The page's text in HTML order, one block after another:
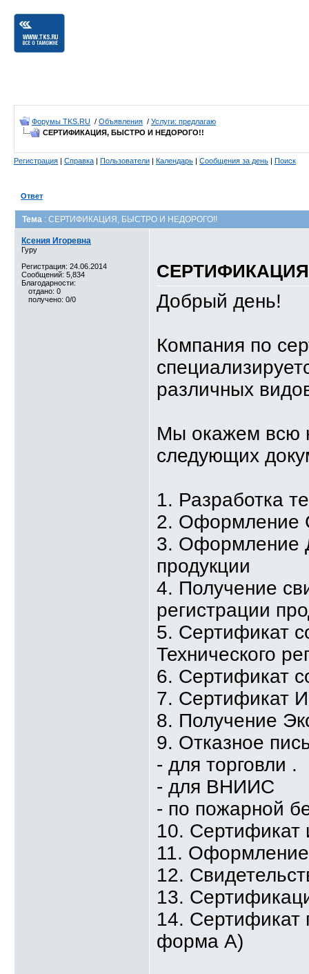
Форумы TKS.RU / Объявления / Услуги: предлагаю
СЕРТИФИКАЦИЯ, БЫСТРО И НЕДОРОГО!!
Регистрация | Справка | Пользователи | Календарь | Сообщения за день | Поиск
Ответ
Тема : СЕРТИФИКАЦИЯ, БЫСТРО И НЕДОРОГО!!
Ксения Игоревна
Гуру
Регистрация: 24.06.2014
Сообщений: 5,834
Благодарности:
отдано: 0
получено: 0/0
Добрый день!
Компания по
различных
Мы окажем всю
следующих
1. Разработка
2. Оформление
3. Оформление
продукции
4. Получение
регистрации
5. Сертификат
Технического
6. Сертификат
7. Сертификат
8. Получение
9. Отказное
- для торговли .
- для ВНИИС
- по пожарной
10. Сертификат
11.
12.
13.
14. Сертификат
форма А)